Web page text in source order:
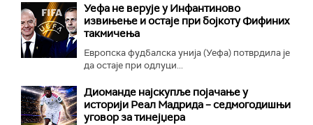
Уефа не верује у Инфантиново
извињење и остаје при бојкоту Фифиних
такмичења
Европска фудбалска унија (Уефа) потврдила је
да остаје при одлуци...
Диоманде најскупље појачање у
историји Реал Мадрида – седмогодишњи
уговор за тинејџера